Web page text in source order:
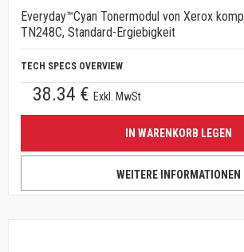
Everyday™Cyan Tonermodul von Xerox
TN248C, Standard-Ergiebigkeit
TECH SPECS OVERVIEW
38.34 € Exkl. MwSt
IN WARENKORB LEGEN
WEITERE INFORMATIONEN